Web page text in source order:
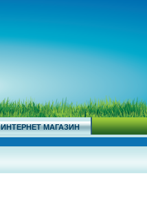
ИНТЕРНЕТ МАГАЗИН